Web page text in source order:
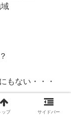
もない・・・
方法は・・・
ップ サイドバー